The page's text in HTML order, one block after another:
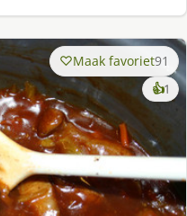
Maak favoriet91
👍1